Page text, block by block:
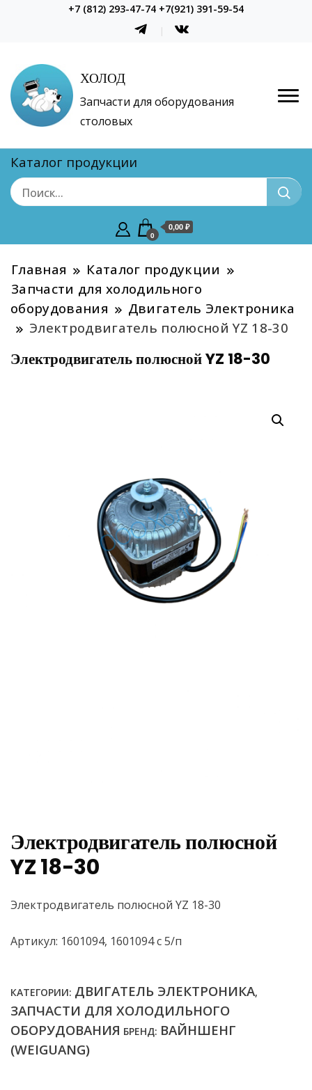
+7 (812) 293-47-74 +7(921) 391-59-54
ХОЛОД
Запчасти для оборудования
столовых
Каталог продукции
0
0,00 ₽
Главная
Каталог продукции
Запчасти для холодильного
оборудования
Двигатель Электроника
Электродвигатель полюсной YZ 18-30
Электродвигатель полюсной YZ 18-30
Электродвигатель полюсной
YZ 18-30
Электродвигатель полюсной YZ 18-30
Артикул: 1601094, 1601094 с 5/п
КАТЕГОРИИ: ДВИГАТЕЛЬ ЭЛЕКТРОНИКА,
ЗАПЧАСТИ ДЛЯ ХОЛОДИЛЬНОГО
ОБОРУДОВАНИЯ БРЕНД: ВАЙНШЕНГ
(WEIGUANG)